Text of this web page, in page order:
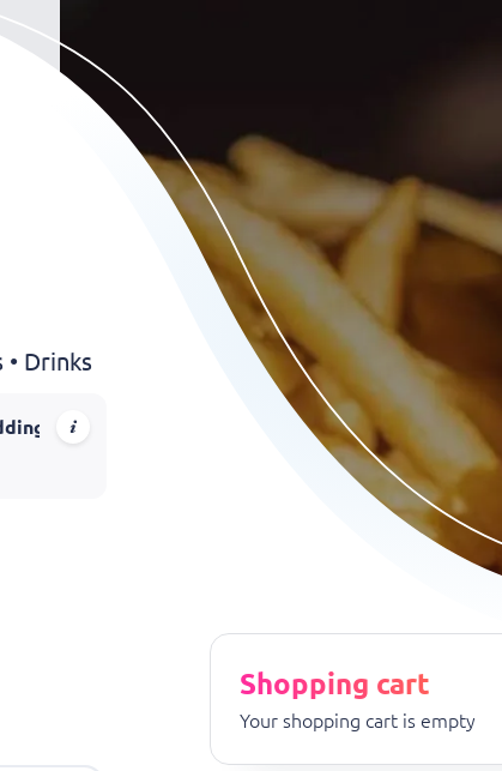
• Drinks
ben je aan het juiste adres! Van versgebakken
Shopping cart
Your shopping cart is empty